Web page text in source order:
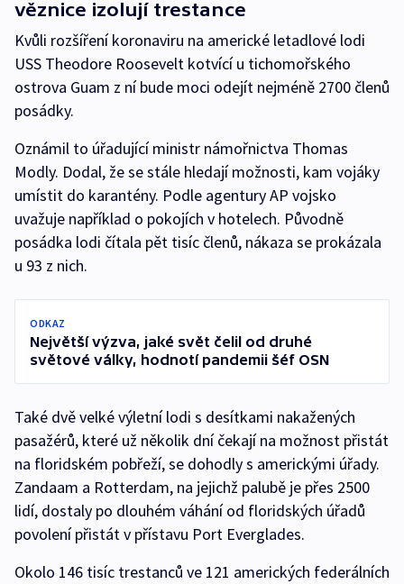
věznice izolují trestance
Kvůli rozšíření koronaviru na americké letadlové lodi
USS Theodore Roosevelt kotvící u tichomořského
ostrova Guam z ní bude moci odejít nejméně 2700 členů
posádky.
Oznámil to úřadující ministr námořnictva Thomas
Modly. Dodal, že se stále hledají možnosti, kam vojáky
umístit do karantény. Podle agentury AP vojsko
uvažuje například o pokojích v hotelech. Původně
posádka lodi čítala pět tisíc členů, nákaza se prokázala
u 93 z nich.
ODKAZ
Největší výzva, jaké svět čelil od druhé
světové války, hodnotí pandemii šéf OSN
Také dvě velké výletní lodi s desítkami nakažených
pasažérů, které už několik dní čekají na možnost přistát
na floridském pobřeží, se dohodly s americkými úřady.
Zandaam a Rotterdam, na jejichž palubě je přes 2500
lidí, dostaly po dlouhém váhání od floridských úřadů
povolení přistát v přístavu Port Everglades.
Okolo 146 tisíc trestanců ve 121 amerických federálních